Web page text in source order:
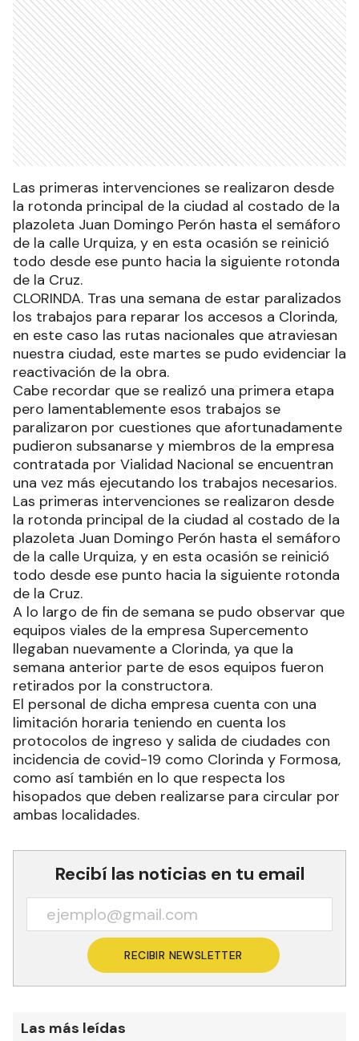
Las primeras intervenciones se realizaron desde
la rotonda principal de la ciudad al costado de la
plazoleta Juan Domingo Perón hasta el semáforo
de la calle Urquiza, y en esta ocasión se reinició
todo desde ese punto hacia la siguiente rotonda
de la Cruz.
CLORINDA. Tras una semana de estar paralizados
los trabajos para reparar los accesos a Clorinda,
en este caso las rutas nacionales que atraviesan
nuestra ciudad, este martes se pudo evidenciar la
reactivación de la obra.
Cabe recordar que se realizó una primera etapa
pero lamentablemente esos trabajos se
paralizaron por cuestiones que afortunadamente
pudieron subsanarse y miembros de la empresa
contratada por Vialidad Nacional se encuentran
una vez más ejecutando los trabajos necesarios.
Las primeras intervenciones se realizaron desde
la rotonda principal de la ciudad al costado de la
plazoleta Juan Domingo Perón hasta el semáforo
de la calle Urquiza, y en esta ocasión se reinició
todo desde ese punto hacia la siguiente rotonda
de la Cruz.
A lo largo de fin de semana se pudo observar que
equipos viales de la empresa Supercemento
llegaban nuevamente a Clorinda, ya que la
semana anterior parte de esos equipos fueron
retirados por la constructora.
El personal de dicha empresa cuenta con una
limitación horaria teniendo en cuenta los
protocolos de ingreso y salida de ciudades con
incidencia de covid-19 como Clorinda y Formosa,
como así también en lo que respecta los
hisopados que deben realizarse para circular por
ambas localidades.
Recibí las noticias en tu email
RECIBIR NEWSLETTER
Las más leídas